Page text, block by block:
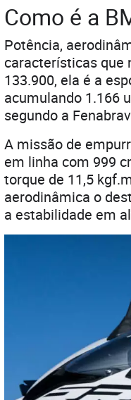
Como é a
Potência,
características que
133.900, ela é a
acumulando 1.166
segundo a
A missão de
em linha com 999
torque de 11,5
aerodinâmica o
a estabilidade em